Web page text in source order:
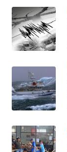
WN
NTT
WN
KEPRI
WN
PAPUA
WN
PAPUA
BARAT